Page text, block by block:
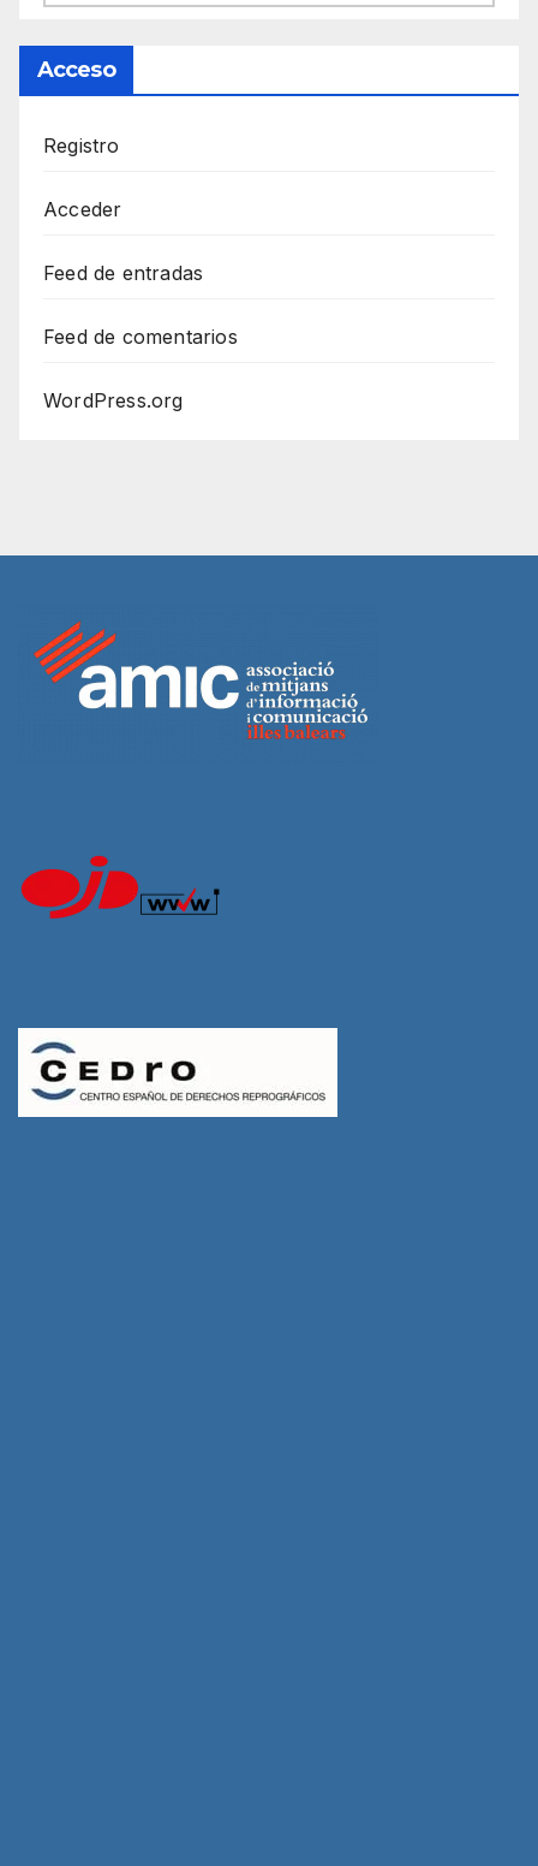
Acceso
Registro
Acceder
Feed de entradas
Feed de comentarios
WordPress.org